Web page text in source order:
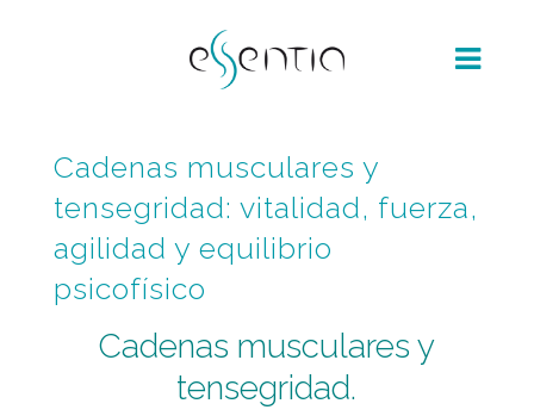
Cadenas musculares y
tensegridad: vitalidad, fuerza,
agilidad y equilibrio
psicofísico
Cadenas musculares y
tensegridad.